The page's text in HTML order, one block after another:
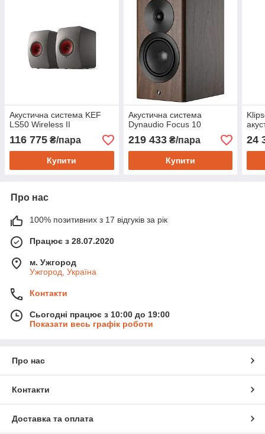
Акустична система KEF
LS50 Wireless II
116 775 ₴/пара
Купити
Акустична система
Dynaudio Focus 10
219 433₴/пара
Купити
24
Про нас
100% позитивних з 17 відгуків за рік
Працює з 28.07.2020
м. Ужгород
Ужгород, Україна
Контакти
Сьогодні працює з 10:00 до 19:00
Показати весь графік роботи
Про нас
Контакти
Доставка та оплата